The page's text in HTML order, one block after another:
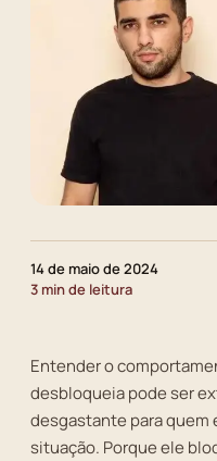
14 de maio de 2024
3 min de leitura
Entender o
desbloqueia pode ser
desgastante para quem
situação. Porque ele